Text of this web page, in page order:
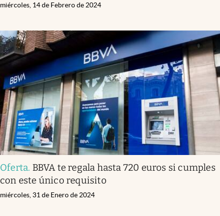
miércoles, 14 de Febrero de 2024
Oferta. BBVA te regala hasta 720 euros si cumples
con este único requisito
miércoles, 31 de Enero de 2024